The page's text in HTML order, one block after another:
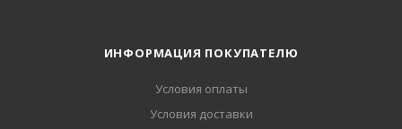
ИНФОРМАЦИЯ ПОКУПАТЕЛЮ
Условия оплаты
Условия доставки